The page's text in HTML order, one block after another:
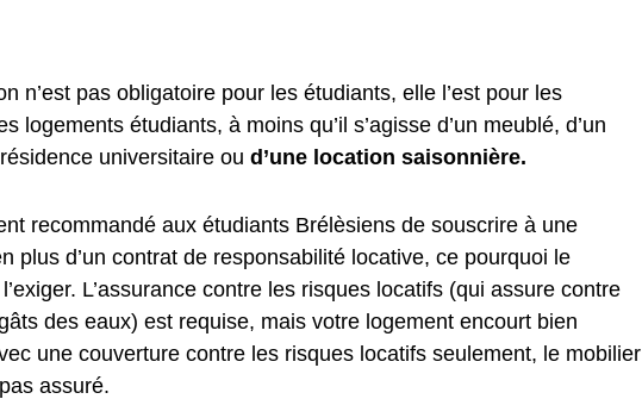
n’est pas obligatoire pour les étudiants, elle l’est pour les
logements étudiants, à moins qu’il s’agisse d’un meublé, d’un
universitaire ou d’une location saisonnière.
recommandé aux étudiants Brélèsiens de souscrire à une
plus d’un contrat de responsabilité locative, ce pourquoi le
L’assurance contre les risques locatifs (qui assure contre
des eaux) est requise, mais votre logement encourt bien
une couverture contre les risques locatifs seulement, le mobilier
assuré.